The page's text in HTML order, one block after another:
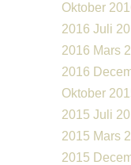
Oktober
2016 Juli
2016 Mars
2016
Oktober
2015 Juli
2015 Mars
2015